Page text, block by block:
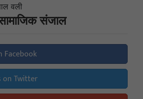
वली
संजाल
Facebook
on Twitter